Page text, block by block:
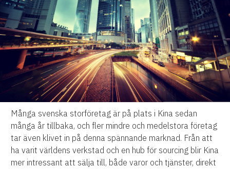
Många svenska storföretag är på plats i Kina sedan
många år tillbaka, och fler mindre och medelstora företag
tar även klivet in på denna spännande marknad. Från att
ha varit världens verkstad och en hub för sourcing blir Kina
mer intressant att sälja till, både varor och tjänster, direkt